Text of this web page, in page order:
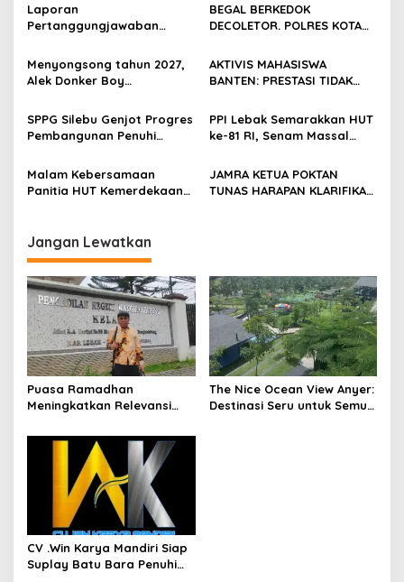
Laporan
Pertanggungjawaban
Panitia Milad KKPMP ke-15
Resmi Ditutup
BEGAL BERKEDOK
DECOLETOR. POLRES KOTA
TEGAS
Menyongsong tahun 2027,
Alek Donker Boy
SerangPost.com, mengajak
seluruh jajaran untuk terus
meningkatkan
menjalankan tugas
jurnalistik
AKTIVIS MAHASISWA
BANTEN: PRESTASI TIDAK
KETIDAKADILAN
SPPG Silebu Genjot Progres
Pembangunan Penuhi
Kabupaten Serang
PPI Lebak Semarakkan HUT
ke-81 RI, Senam Massal
Temu Kangen
Malam Kebersamaan
Panitia HUT Kemerdekaan
Desa Silebu Kec .Kragilan
JAMRA KETUA POKTAN
TUNAS HARAPAN KLARIFIKASI
Jangan Lewatkan
Puasa Ramadhan
Meningkatkan Relevansi
The Nice Ocean View Anyer:
Destinasi Seru untuk Semua
CV .Win Karya Mandiri Siap
Suplay Batu Bara Penuhi